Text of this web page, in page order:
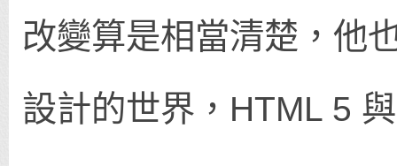
改變算是相當清楚，他
設計的世界，HTML 5